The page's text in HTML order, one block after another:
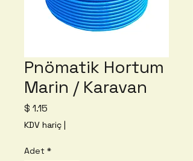
Pnömatik Hortum
Marin / Karavan
$ 1.15
KDV hariç |
Adet *